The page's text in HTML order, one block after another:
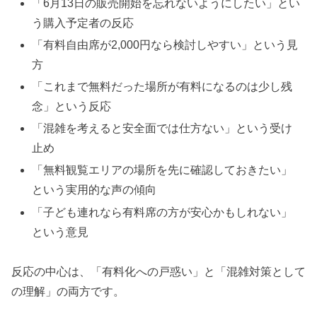
「6月13日の販売開始を忘れないようにしたい」とい
う購入予定者の反応
「有料自由席が2,000円なら検討しやすい」という見
方
「これまで無料だった場所が有料になるのは少し残
念」という反応
「混雑を考えると安全面では仕方ない」という受け
止め
「無料観覧エリアの場所を先に確認しておきたい」
という実用的な声の傾向
「子ども連れなら有料席の方が安心かもしれない」
という意見
反応の中心は、「有料化への戸惑い」と「混雑対策として
の理解」の両方です。